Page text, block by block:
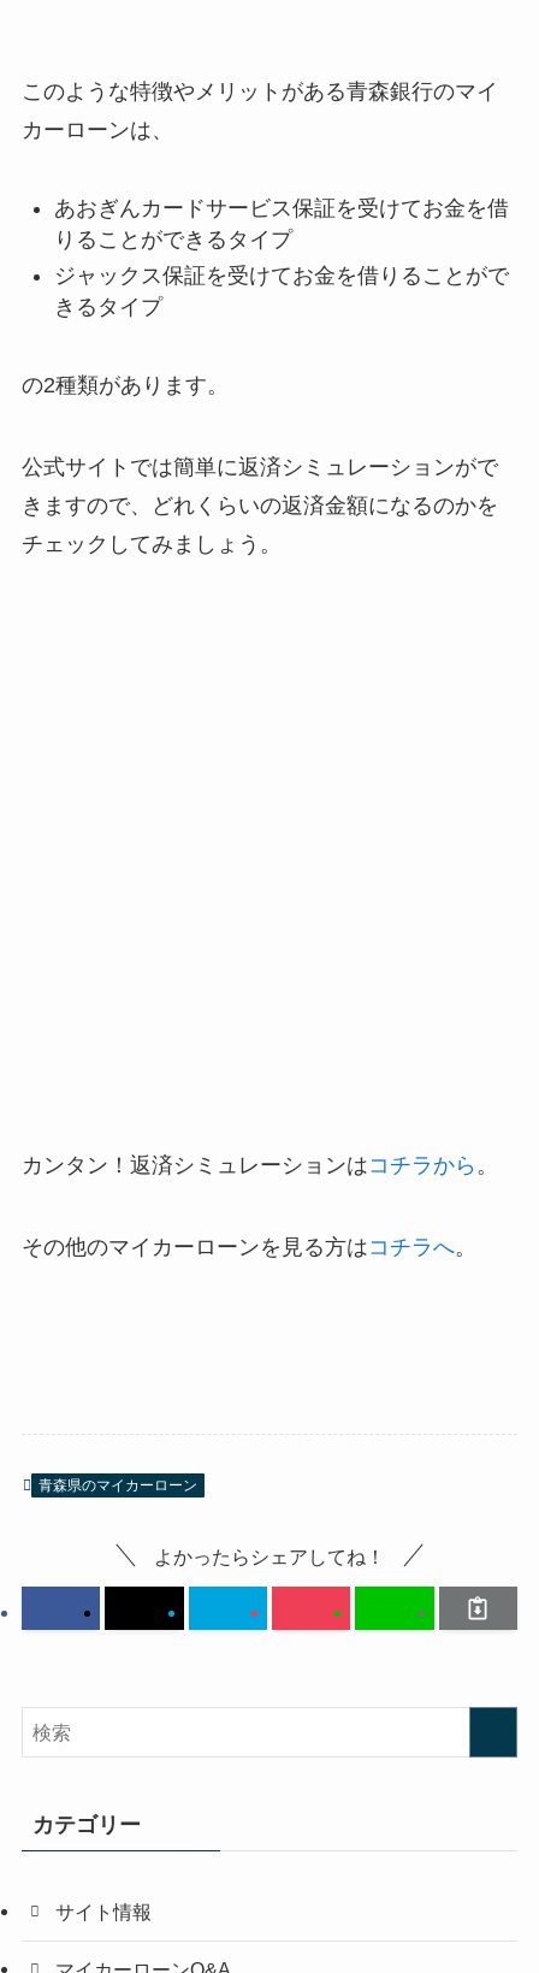
このような特徴やメリットがある青森銀行のマイ
カーローンは、
あおぎんカードサービス保証を受けてお金を借
りることができるタイプ
ジャックス保証を受けてお金を借りることがで
きるタイプ
の2種類があります。
公式サイトでは簡単に返済シミュレーションがで
きますので、どれくらいの返済金額になるのかを
チェックしてみましょう。
カンタン！返済シミュレーションはコチラから 。
その他のマイカーローンを見る方はコチラへ。
青森県のマイカーローン
よかったらシェアしてね！
カテゴリー
サイト情報